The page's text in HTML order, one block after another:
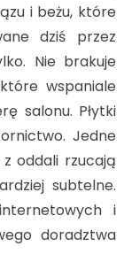
i beżu, które
dziś przez
Nie brakuje
wspaniale
salonu. Płytki
Jedne
oddali rzucają
subtelne.
i
doradztwa